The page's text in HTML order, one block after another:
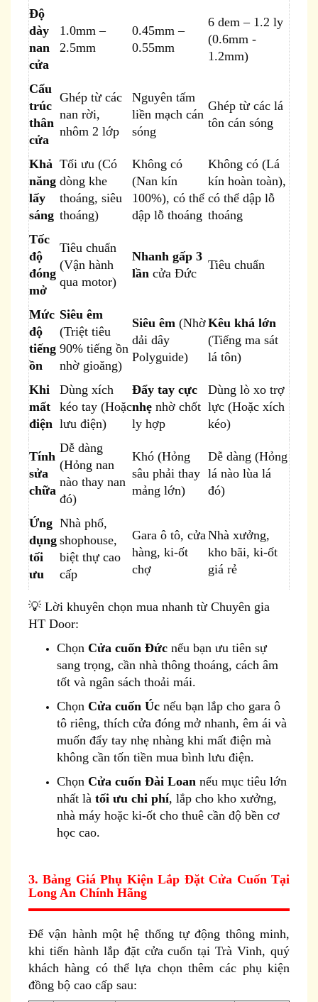
Độ
dày
nan
cửa
1.0mm –
2.5mm
0.45mm –
0.55mm
6 dem – 1.2 ly
(0.6mm -
1.2mm)
Cấu
trúc
thân
cửa
Ghép từ các
nan rời,
nhôm 2 lớp
Nguyên tấm
liền mạch cán
sóng
Ghép từ các lá
tôn cán sóng
Khả
năng
lấy
sáng
Tối ưu (Có
dòng khe
thoáng, siêu
thoáng)
Không có
(Nan kín
100%), có thể
dập lỗ thoáng
Không có (Lá
kín hoàn toàn),
có thể dập lỗ
thoáng
Tốc
độ
đóng
mở
Tiêu chuẩn
(Vận hành
qua motor)
Nhanh gấp 3
lần cửa Đức
Tiêu chuẩn
Mức
độ
tiếng
ồn
Siêu êm
(Triệt tiêu
90% tiếng ồn
nhờ gioăng)
Siêu êm (Nhờ
dải dây
Polyguide)
Kêu khá lớn
(Tiếng ma sát
lá tôn)
Khi
mất
điện
Dùng xích
kéo tay (Hoặc
lưu điện)
Đẩy tay cực
nhẹ nhờ chốt
ly hợp
Dùng lò xo trợ
lực (Hoặc xích
kéo)
Tính
sửa
chữa
Dễ dàng
(Hỏng nan
nào thay nan
đó)
Khó (Hỏng
sâu phải thay
mảng lớn)
Dễ dàng (Hỏng
lá nào lùa lá
đó)
Ứng
dụng
tối
ưu
Nhà phố,
shophouse,
biệt thự cao
cấp
Gara ô tô, cửa
hàng, ki-ốt
chợ
Nhà xưởng,
kho bãi, ki-ốt
giá rẻ
💡 Lời khuyên chọn mua nhanh từ Chuyên gia
HT Door:
Chọn Cửa cuốn Đức nếu bạn ưu tiên sự
sang trọng, cần nhà thông thoáng, cách âm
tốt và ngân sách thoải mái.
Chọn Cửa cuốn Úc nếu bạn lắp cho gara ô
tô riêng, thích cửa đóng mở nhanh, êm ái và
muốn đẩy tay nhẹ nhàng khi mất điện mà
không cần tốn tiền mua bình lưu điện.
Chọn Cửa cuốn Đài Loan nếu mục tiêu lớn
nhất là tối ưu chi phí, lắp cho kho xưởng,
nhà máy hoặc ki-ốt cho thuê cần độ bền cơ
học cao.
3. Bảng Giá Phụ Kiện Lắp Đặt Cửa Cuốn Tại
Long An Chính Hãng
Để vận hành một hệ thống tự động thông minh,
khi tiến hành lắp đặt cửa cuốn tại Trà Vinh, quý
khách hàng có thể lựa chọn thêm các phụ kiện
đồng bộ cao cấp sau: